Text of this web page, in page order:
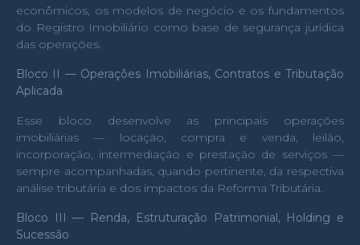
econômicos, os modelos de negócio e os fundamentos
do Registro Imobiliário como base de segurança jurídica
das operações.
Bloco II — Operações Imobiliárias, Contratos e Tributação
Aplicada
Esse bloco desenvolve as principais operações
imobiliárias — locação, compra e venda, leilão,
incorporação, intermediação e prestação de serviços —
sempre acompanhadas, quando pertinente, da respectiva
análise tributária e dos impactos da Reforma Tributária.
Bloco III — Renda, Estruturação Patrimonial, Holding e
Sucessão